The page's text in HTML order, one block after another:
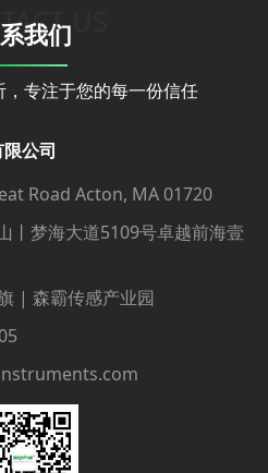
我们US
专注于您的每一份信任
公司
Road Acton, MA 01720
丨梦海大道5109号卓越前海壹
| 森霸传感产业园